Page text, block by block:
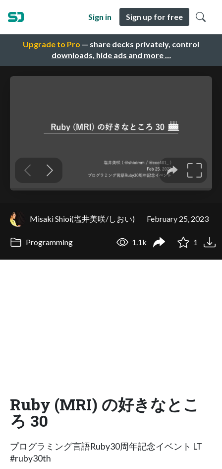
Upgrade to Pro — share decks privately, control
downloads, hide ads and more …
Sign in Sign up for free
Misaki Shioi(塩井美咲/しおい) February 25, 2023
Programming 1.1k 1
Ruby (MRI) の好きなとこ
ろ 30
プログラミング言語Ruby30周年記念イベント LT
#ruby30th